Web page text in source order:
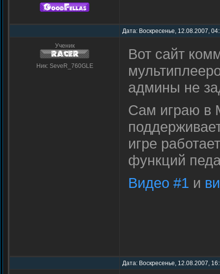
Дата: Воскресенье, 12.08.2007,
Ученик
Ник: SeveR_760GLE
Вот сайт
админы не
Сам играю в
игре
функций
Видео #1 и
Дата: Воскресенье, 12.08.2007,